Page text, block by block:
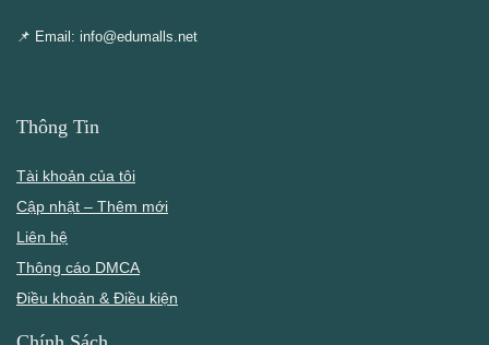
📌 Email: info@edumalls.net
Thông Tin
Tài khoản của tôi
Cập nhật – Thêm mới
Liên hệ
Thông cáo DMCA
Điều khoản & Điều kiện